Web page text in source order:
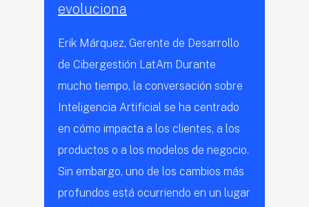
evoluciona
Erik Márquez, Gerente de Desarrollo
de Cibergestión LatAm Durante
mucho tiempo, la conversación sobre
Inteligencia Artificial se ha centrado
en cómo impacta a los clientes, a los
productos o a los modelos de negocio.
Sin embargo, uno de los cambios más
profundos está ocurriendo en un lugar